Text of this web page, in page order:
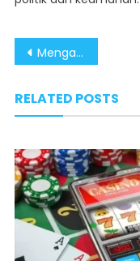
Post
Mengapresiasi Komitmen Pemerintah Tindak Narkoba Jaringan Internasional
RELATED POSTS